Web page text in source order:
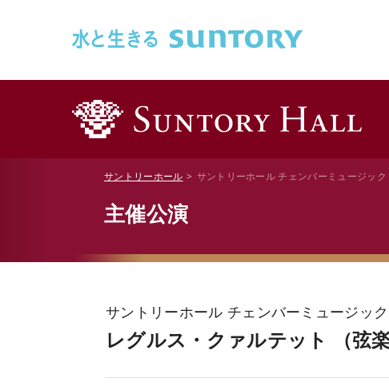
サントリーホール サントリーホール チェンバーミュージッ
主催公演
サントリーホール チェンバーミュージッ
レグルス・クァルテット （弦